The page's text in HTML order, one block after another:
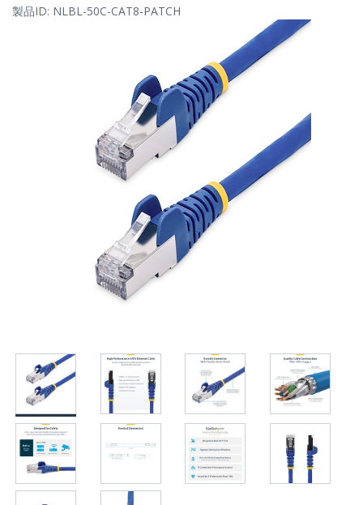
製品ID: NLBL-50C-CAT8-PATCH